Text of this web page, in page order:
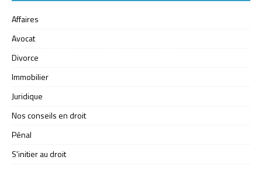
Affaires
Avocat
Divorce
Immobilier
Juridique
Nos conseils en droit
Pénal
S'initier au droit